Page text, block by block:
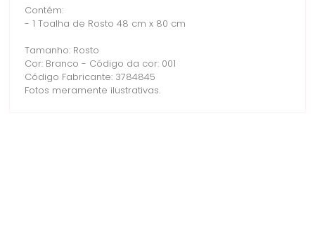
Contém:
- 1 Toalha de Rosto 48 cm x 80 cm
Tamanho: Rosto
Cor: Branco - Código da cor: 001
Código Fabricante: 3784845
Fotos meramente ilustrativas.